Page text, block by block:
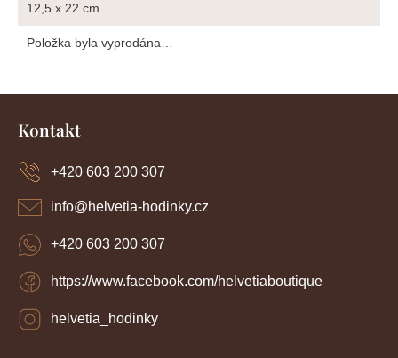
12,5 x 22 cm
Položka byla vyprodána…
Kontakt
info@helvetia-hodinky.cz
+420 603 200 307
https://www.facebook.com/helvetiaboutique
helvetia_hodinky
+420 603 200 307